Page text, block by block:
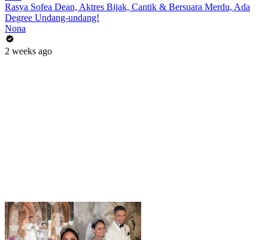
Rasya Sofea Dean, Aktres Bijak, Cantik & Bersuara Merdu, Ada
Degree Undang-undang!
Nona
2 weeks ago